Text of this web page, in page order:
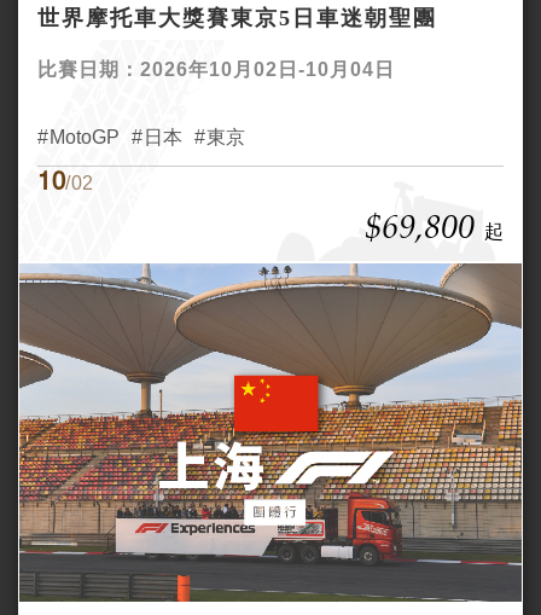
世界摩托車大獎賽東京5日車迷朝聖團
比賽日期：2026年10月02日-10月04日
MotoGP 日本 東京
10/02
$69,800 起